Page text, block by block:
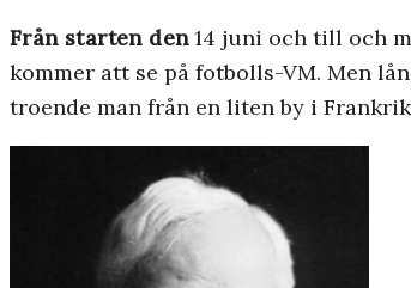
Från starten den14 juni och till och
kommer att se på fotbolls-VM. Men
troende man från en liten by i